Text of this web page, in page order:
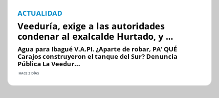
ACTUALIDAD
Veeduría, exige a las autoridades
condenar al exalcalde Hurtado, y ...
Agua para Ibagué V.A.PI. ¿Aparte de robar, PA' QUÉ
Carajos construyeron el tanque del Sur? Denuncia
Pública La Veedur...
HACE 2 DÍAS